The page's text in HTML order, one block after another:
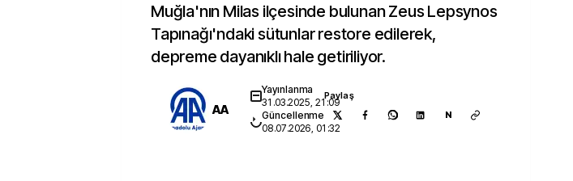
Muğla'nın Milas ilçesinde bulunan Zeus Lepsynos
Tapınağı'ndaki sütunlar restore edilerek,
depreme dayanıklı hale getiriliyor.
AA
Yayınlanma
31.03.2025, 21:09
Güncellenme
08.07.2026, 01:32
Paylaş
N